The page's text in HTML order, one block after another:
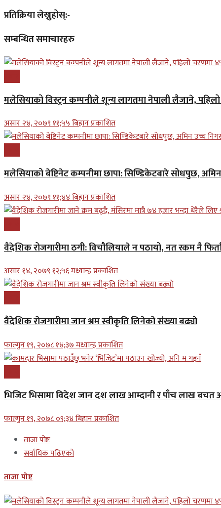
प्रतिक्रिया लेख्नुहोस्:-
सम्बन्धित समाचारहरु
मलेसियाको विस्ट्रन कम्पनीले शून्य लागतमा नेपाली लैजाने,
असार २४, २०७९ ११;५५ बिहान प्रकाशित
मलेसियाको बेष्टिनेट कम्पनीमा छापा: सिण्डिकेटबारे सोधपुछ,
असार २४, २०७९ ११;४४ बिहान प्रकाशित
वैदेशिक रोजगारीमा ठगी: विचौलियाले न पठायो, नत रकम नै
असार १४, २०७९ १२;५६ मध्यान्ह प्रकाशित
वैदेशिक रोजगारीमा जान श्रम स्वीकृति लिनेको संख्या बढ्याे
फाल्गुन १९, २०७८ १४;३७ मध्यान्ह प्रकाशित
भिजिट भिसामा विदेश जान दश लाख आम्दानी र पाँच लाख बचत
फाल्गुन १९, २०७८ ०९;३४ बिहान प्रकाशित
ताजा पोष्ट
सर्वाधिक पढिएको
ताजा पोष्ट